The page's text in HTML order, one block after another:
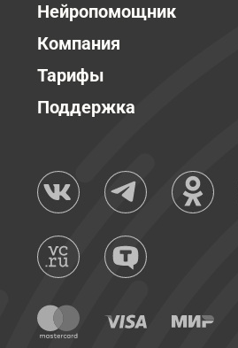
Нейропомощник
Компания
Тарифы
Поддержка